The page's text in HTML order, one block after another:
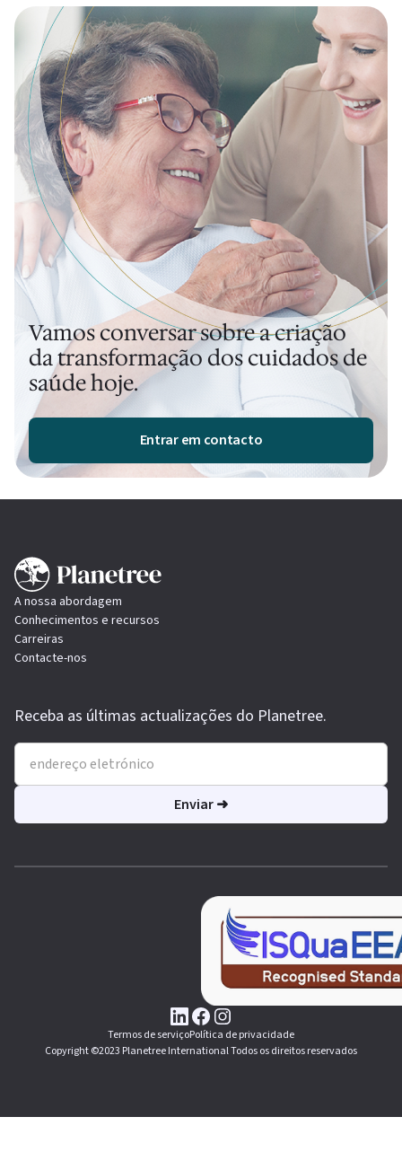
Vamos conversar sobre a criação
da transformação dos cuidados de
saúde hoje.
Entrar em contacto
A nossa abordagem
Conhecimentos e recursos
Carreiras
Contacte-nos
Receba as últimas actualizações do Planetree.
Termos de serviçoPolítica de privacidade
Copyright ©2023 Planetree International Todos os direitos reservados